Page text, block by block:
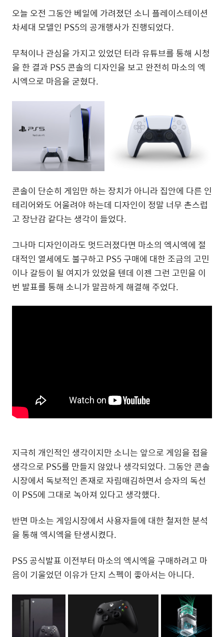
오늘 오전 그동안 베일에 가려졌던 소니 플레이스테이션
차세대 모델인 PS5의 공개행사가 진행되었다.
무척이나 관심을 가지고 있었던 터라 유튜브를 통해 시청
을 한 결과 PS5 콘솔의 디자인을 보고 완전히 마소의 엑
시엑으로 마음을 굳혔다.
콘솔이 단순히 게임만 하는 장치가 아니라 집안에 다른 인
테리어와도 어울려야 하는데 디자인이 정말 너무 촌스럽
고 장난감 같다는 생각이 들었다.
그나마 디자인이라도 멋드러졌다면 마소의 엑시엑에 절
대적인 열세에도 불구하고 PS5 구매에 대한 조금의 고민
이나 갈등이 될 여지가 있었을 텐데 이젠 그런 고민을 이
번 발표를 통해 소니가 말끔하게 해결해 주었다.
지극히 개인적인 생각이지만 소니는 앞으로 게임을 접을
생각으로 PS5를 만들지 않았나 생각되었다. 그동안 콘솔
시장에서 독보적인 존재로 자림매김하면서 승자의 독선
이 PS5에 그대로 녹아져 있다고 생각했다.
반면 마소는 게임시장에서 사용자들에 대한 철저한 분석
을 통해 엑시엑을 탄생시켰다.
PS5 공식발표 이전부터 마소의 엑시엑을 구매하려고 마
음이 기울었던 이유가 단지 스펙이 좋아서는 아니다.